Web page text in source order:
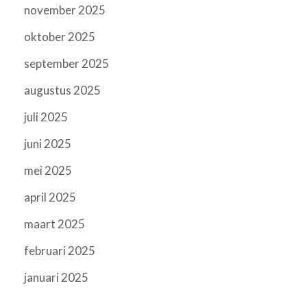
november 2025
oktober 2025
september 2025
augustus 2025
juli 2025
juni 2025
mei 2025
april 2025
maart 2025
februari 2025
januari 2025